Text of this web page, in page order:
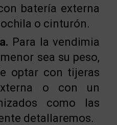
batería externa
o cinturón.
Para la vendimia
sea su peso,
optar con tijeras
o con un
como las
detallaremos.